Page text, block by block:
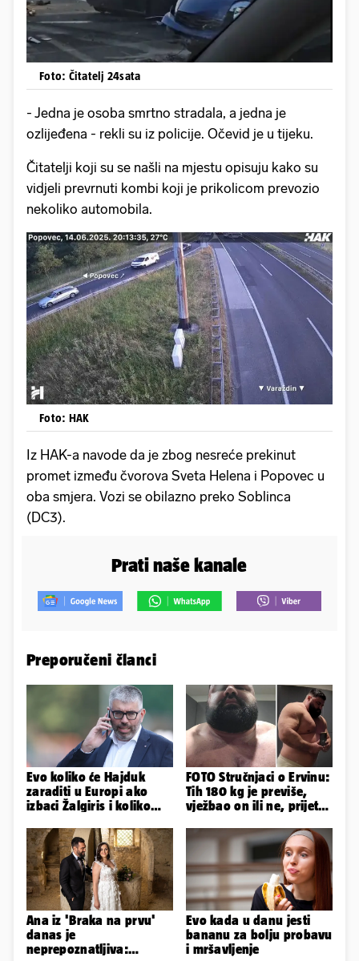
Foto: Čitatelj 24sata
- Jedna je osoba smrtno stradala, a jedna je
ozlijeđena - rekli su iz policije. Očevid je u tijeku.
Čitatelji koji su se našli na mjestu opisuju kako su
vidjeli prevrnuti kombi koji je prikolicom prevozio
nekoliko automobila.
Foto: HAK
Iz HAK-a navode da je zbog nesreće prekinut
promet između čvorova Sveta Helena i Popovec u
oba smjera. Vozi se obilazno preko Soblinca
(DC3).
Prati naše kanale
Preporučeni članci
Evo koliko će Hajduk
zaraditi u Europi ako
izbaci Žalgiris i koliko
FOTO Stručnjaci o Ervinu:
Tih 180 kg je previše,
vježbao on ili ne, prijete
Ana iz 'Braka na prvu'
danas je
neprepoznatljiva:
Evo kada u danu jesti
bananu za bolju probavu
i mršavljenje